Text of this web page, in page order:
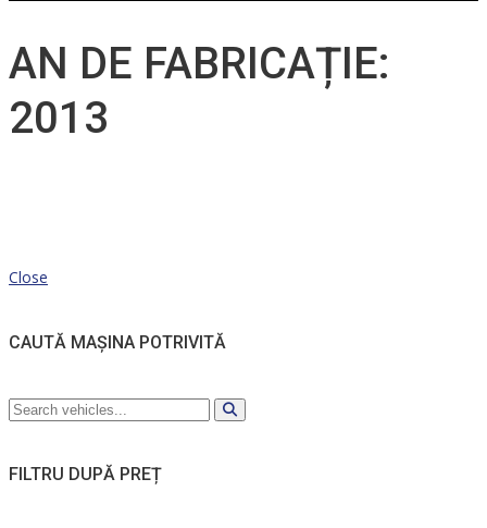
AN DE FABRICAȚIE:
2013
Close
CAUTĂ MAȘINA POTRIVITĂ
FILTRU DUPĂ PREȚ